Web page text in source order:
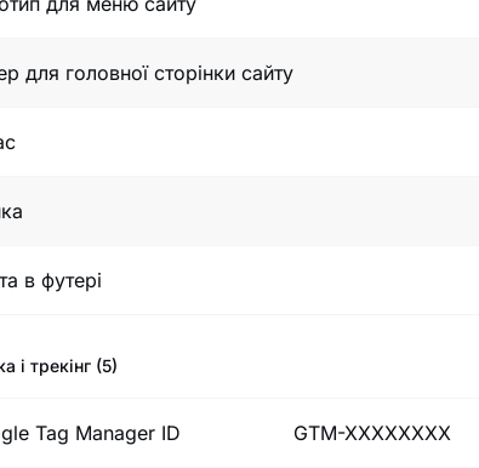
для головної сторінки сайту
в футері
і трекінг (5)
Tag Manager ID GTM-XXXXXXXX